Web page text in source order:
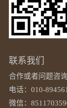
联系我们
合作或者问题咨
电话：010-
微信：